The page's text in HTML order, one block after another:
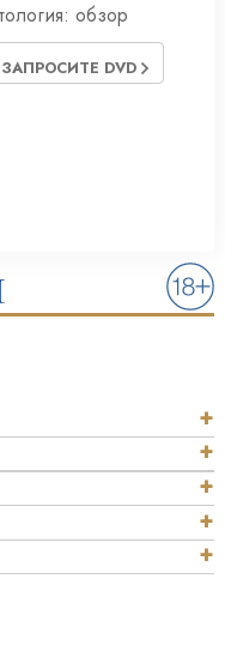
обзор
ЗАПРОСИТЕ DVD